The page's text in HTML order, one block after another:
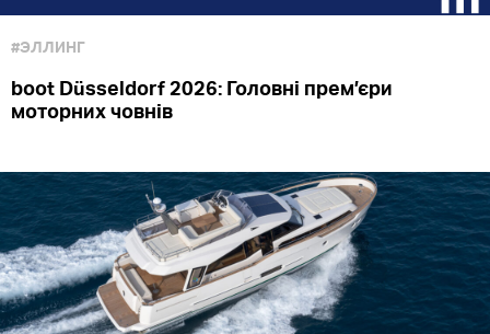
#ЭЛЛИНГ
boot Düsseldorf 2026: Головні прем’єри
моторних човнів